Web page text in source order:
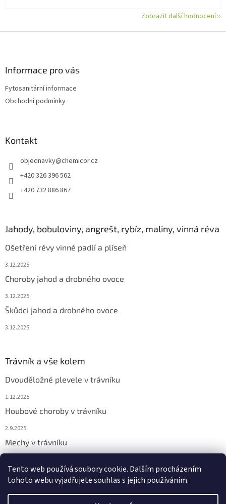
Tento web používá soubory cookie. Dalším procházením
tohoto webu vyjadřujete souhlas s jejich používáním.
Zobrazit další hodnocení
Informace pro vás
Fytosanitární informace
Obchodní podmínky
Kontakt
objednavky@chemicor.cz
+420 326 396 562
+420 732 886 867
Jahody, bobuloviny, angrešt, rybíz, maliny, vinná réva
Ošetření révy vinné padlí a plíseň
3.12.2025
Choroby jahod a drobného ovoce
3.12.2025
Škůdci jahod a drobného ovoce
3.12.2025
Trávník a vše kolem
Dvouděložné plevele v trávníku
1.12.2025
Houbové choroby v trávníku
2.9.2025
Mechy v trávníku